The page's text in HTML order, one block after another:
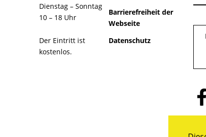
Dienstag – Sonntag
10 – 18 Uhr
Der Eintritt ist
kostenlos.
Barrierefreiheit der
Webseite
Datenschutz
Folge
uns
auf